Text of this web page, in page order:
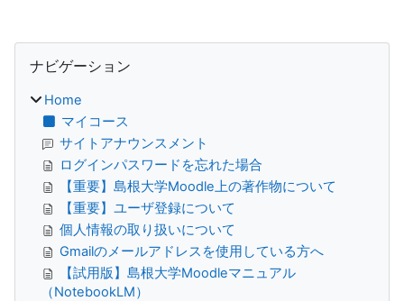
ブロック
ナビゲーション
Home
マイコース
サイトアナウンスメント
ログインパスワードを忘れた場合
【重要】島根大学Moodle上の著作物について
【重要】ユーザ登録について
個人情報の取り扱いについて
Gmailのメールアドレスを使用している方へ
【試用版】島根大学Moodleマニュアル
（NotebookLM）